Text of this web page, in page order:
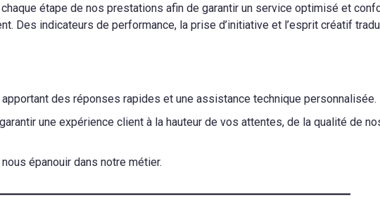
étape de nos prestations afin de garantir un service optimisé et
Des indicateurs de performance, la prise d’initiative et l’esprit créatif
des réponses rapides et une assistance technique personnalisée.
une expérience client à la hauteur de vos attentes, de la qualité de
épanouir dans notre métier.